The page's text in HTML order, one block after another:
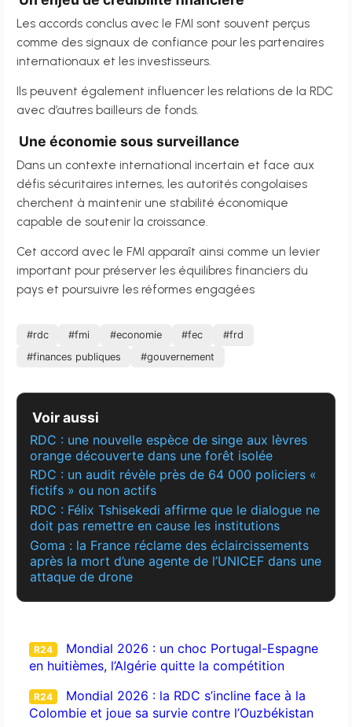
Les accords conclus avec le FMI sont souvent perçus
comme des signaux de confiance pour les partenaires
internationaux et les investisseurs.
Ils peuvent également influencer les relations de la RDC
avec d’autres bailleurs de fonds.
Une économie sous surveillance
Dans un contexte international incertain et face aux
défis sécuritaires internes, les autorités congolaises
cherchent à maintenir une stabilité économique
capable de soutenir la croissance.
Cet accord avec le FMI apparaît ainsi comme un levier
important pour préserver les équilibres financiers du
pays et poursuivre les réformes engagées
#rdc #fmi #economie #fec
#frd
#finances publiques
#gouvernement
Voir aussi
RDC : une nouvelle espèce de singe aux lèvres
orange découverte dans une forêt isolée
RDC : un audit révèle près de 64 000 policiers «
fictifs » ou non actifs
RDC : Félix Tshisekedi affirme que le dialogue ne
doit pas remettre en cause les institutions
Goma : la France réclame des éclaircissements
après la mort d’une agente de l’UNICEF dans une
attaque de drone
R24
Mondial 2026 : un choc Portugal-Espagne
en huitièmes, l’Algérie quitte la compétition
R24
Mondial 2026 : la RDC s’incline face à la
Colombie et joue sa survie contre l’Ouzbékistan